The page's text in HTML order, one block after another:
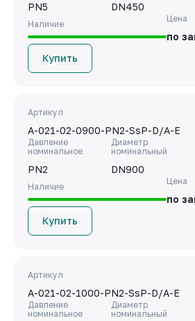
PN5 DN450
Наличие
Цена
по
Купить
Артикул
A-021-02-0900-PN2-SsP-D/A-E
Давление
номинальное
PN2
Диаметр
номинальный
DN900
Наличие
Цена
по
Купить
Артикул
A-021-02-1000-PN2-SsP-D/A-E
Давление
номинальное
Диаметр
номинальный